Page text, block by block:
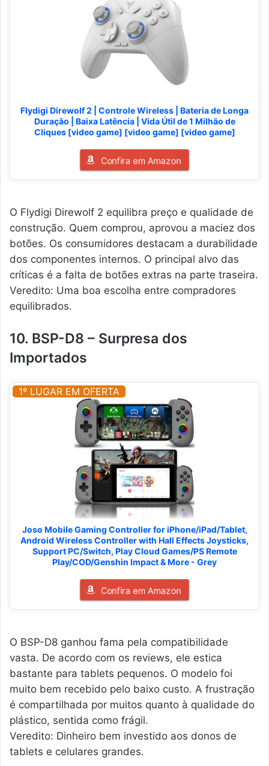
Flydigi Direwolf 2 | Controle Wireless | Bateria de Longa
Duração | Baixa Latência | Vida Útil de 1 Milhão de
Cliques [video game] [video game] [video game]
Confira em Amazon
O Flydigi Direwolf 2 equilibra preço e qualidade de
construção. Quem comprou, aprovou a maciez dos
botões. Os consumidores destacam a durabilidade
dos componentes internos. O principal alvo das
críticas é a falta de botões extras na parte traseira.
Veredito: Uma boa escolha entre compradores
equilibrados.
10. BSP-D8 – Surpresa dos
Importados
1º LUGAR EM OFERTA
Joso Mobile Gaming Controller for iPhone/iPad/Tablet,
Android Wireless Controller with Hall Effects Joysticks,
Support PC/Switch, Play Cloud Games/PS Remote
Play/COD/Genshin Impact & More - Grey
Confira em Amazon
O BSP-D8 ganhou fama pela compatibilidade
vasta. De acordo com os reviews, ele estica
bastante para tablets pequenos. O modelo foi
muito bem recebido pelo baixo custo. A frustração
é compartilhada por muitos quanto à qualidade do
plástico, sentida como frágil.
Veredito: Dinheiro bem investido aos donos de
tablets e celulares grandes.